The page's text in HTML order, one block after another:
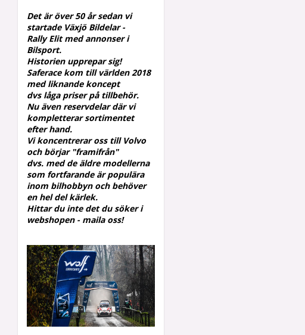
Det är över 50 år sedan vi
startade Växjö Bildelar -
RallyElit med annonser i
Bilsport.
Historien upprepar sig!
Saferace kom till världen 2018
med liknande koncept
dvs låga priser på tillbehör.
Nu även reservdelar där vi
kompletterarsortimentet
efter hand.
Vi koncentrerar oss till Volvo
och börjar "framifrån"
dvs. med de äldre modellerna
som fortfarande är populära
inom bilhobbyn och behöver
en hel del kärlek.
Hittar du inte det du söker i
webshopen - maila oss!